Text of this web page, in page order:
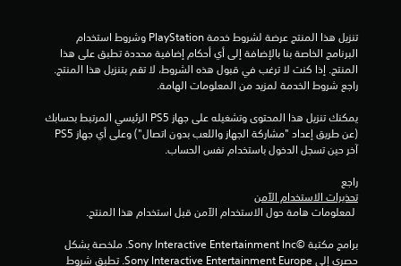
ق
ي
ت
راجع شروط الخدمة لمزيد من المعلومات الهامة.
آخر حين تسجل الدخول باستخدام نفس الحساب.
راجع
تحذيرات الاستخدام الآمن